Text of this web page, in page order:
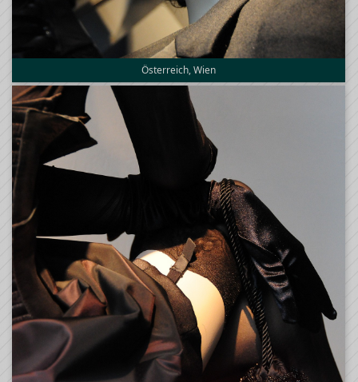
Österreich, Wien